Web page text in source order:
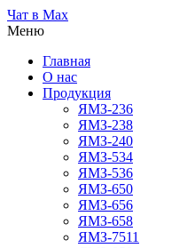
Чат в Max
Меню
Главная
О нас
Продукция
ЯМЗ-236
ЯМЗ-238
ЯМЗ-240
ЯМЗ-534
ЯМЗ-536
ЯМЗ-650
ЯМЗ-656
ЯМЗ-658
ЯМЗ-7511